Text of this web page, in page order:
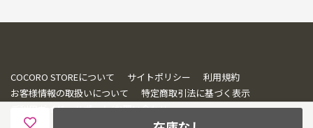
COCORO STOREについて サイトポリシー
利用規約
お客様情報の取扱いについて
特定商取引法に基づく表示
ご利用ガイド・サポート/お問い合わせ